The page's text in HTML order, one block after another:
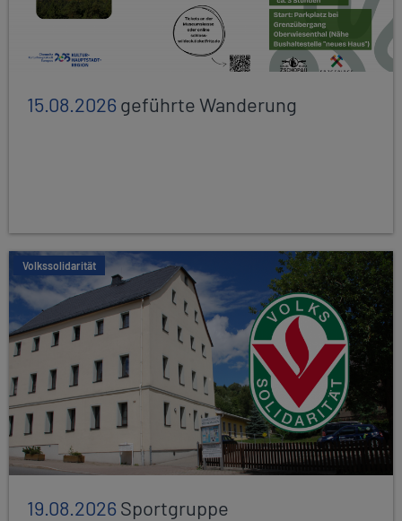
15.08.2026geführte Wanderung
Volkssolidarität
19.08.2026Sportgruppe